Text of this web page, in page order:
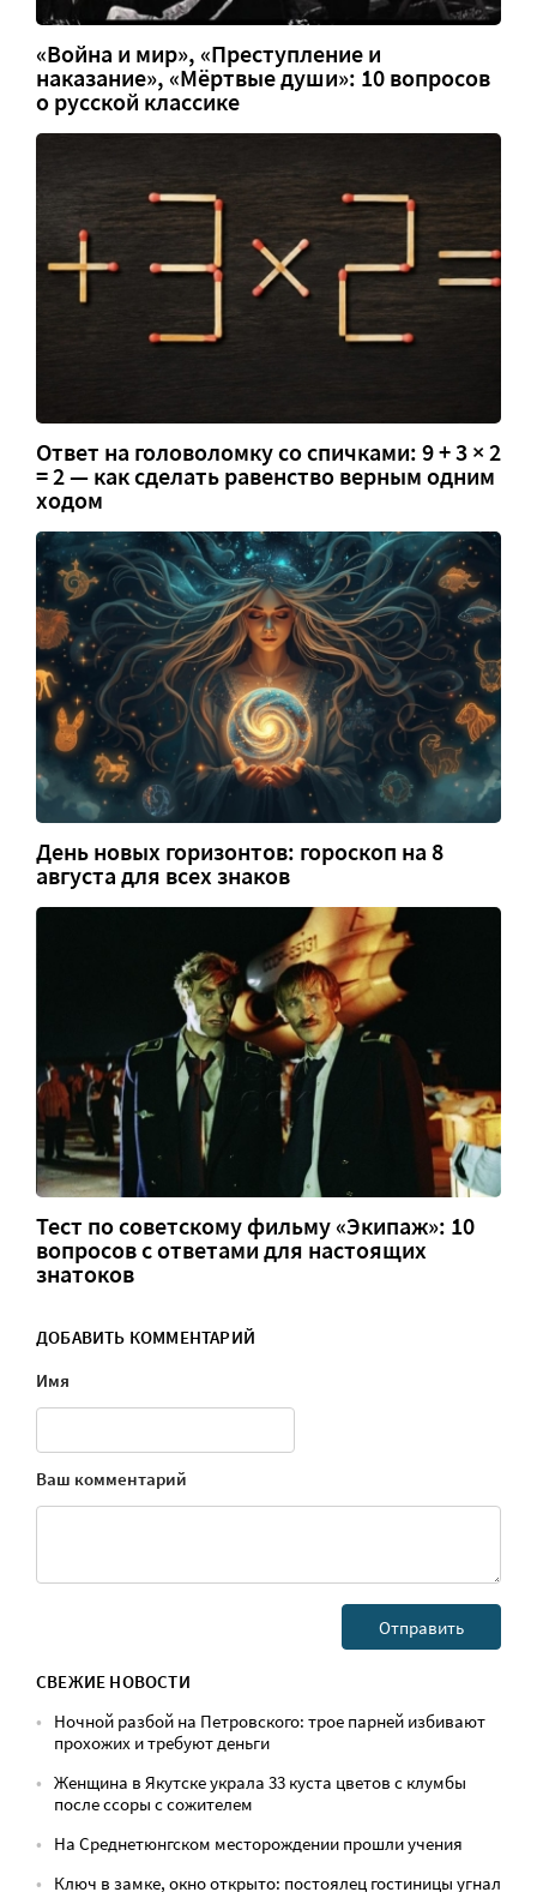
«Война и мир», «Преступление и
наказание», «Мёртвые души»: 10 вопросов
о русской классике
Ответ на головоломку со спичками: 9 + 3 × 2
= 2 — как сделать равенство верным одним
ходом
День новых горизонтов: гороскоп на 8
августа для всех знаков
Тест по советскому фильму «Экипаж»: 10
вопросов с ответами для настоящих
знатоков
ДОБАВИТЬ КОММЕНТАРИЙ
Имя
Ваш комментарий
СВЕЖИЕ НОВОСТИ
Ночной разбой на Петровского: трое парней избивают
прохожих и требуют деньги
Женщина в Якутске украла 33 куста цветов с клумбы
после ссоры с сожителем
На Среднетюнгском месторождении прошли учения
Ключ в замке, окно открыто: постоялец гостиницы угнал